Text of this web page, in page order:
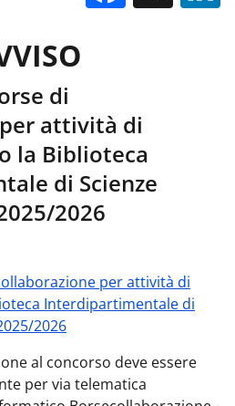
di
attività di
la Biblioteca
di Scienze
2026
per attività di
Interdipartimentale di
2026
al concorso deve essere
per via telematica